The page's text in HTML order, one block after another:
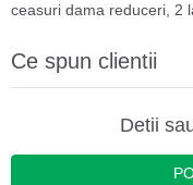
ceasuri dama reduceri 2
Ce spun clientii
Detii